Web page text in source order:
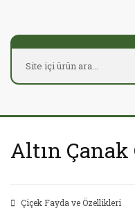
Altın Çanak
Çiçek Fayda ve Özellikleri